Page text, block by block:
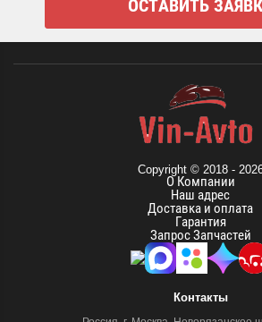
Copyright © 2018 -
О Компании
Наш адрес
Доставка и оплата
Гарантия
Запрос Запчастей
Контакты